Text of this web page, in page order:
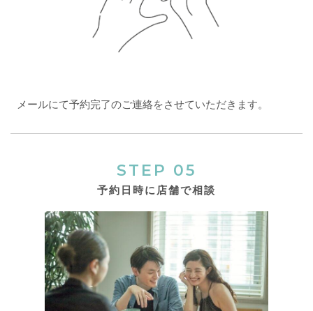
メールにて予約完了のご連絡をさせていただきます。
STEP 05
予約日時に店舗で相談